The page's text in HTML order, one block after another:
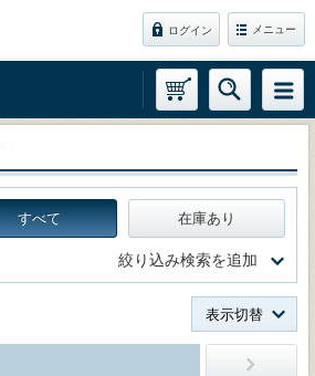
ログイン メニュー
すべて 在庫あり
絞り込み検索を追加
表示切替